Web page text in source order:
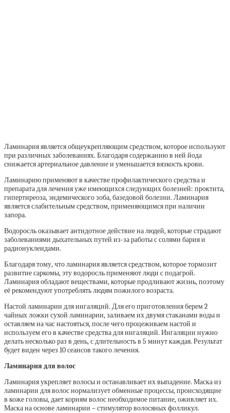
Ламинария является общеукрепляющим средством, которое используют
при различных заболеваниях. Благодаря содержанию в ней йода
снижается артериальное давление и уменьшается вязкость крови.
Ламинарию применяют в качестве профилактического средства и
препарата для лечения уже имеющихся следующих болезней: проктита,
гипертиреоза, эндемического зоба, базедовой болезни. Ламинария
является слабительным средством, применяющимся при наличии
запора.
Водоросль оказывает антидотное действие на людей, которые страдают
заболеваниями дыхательных путей из-за работы с солями бария и
радионуклеидами.
Благодаря тому, что ламинария является средством, которое тормозит
развитие саркомы, эту водоросль применяют люди с подагрой.
Ламинария обладают веществами, которые продливают жизнь, поэтому
её рекомендуют употреблять людям пожилого возраста.
Настой ламинарии для ингаляций. Для его приготовления берем 2
чайных ложки сухой ламинарии, заливаем их двумя стаканами воды и
оставляем на час настояться, после чего процеживаем настой и
используем его в качестве средства для ингаляций. Ингаляции нужно
делать несколько раз в день, с длительность в 5 минут каждая. Результат
будет виден через 10 сеансов такого лечения.
Ламинария для волос
Ламинария укрепляет волосы и останавливает их выпадение. Маска из
ламинарии для волос нормализует обменные процессы, происходящие
в коже головы, дает корням волос необходимое питание, оживляет их.
Маска на основе ламинарии – стимулятор волосяных фолликул.